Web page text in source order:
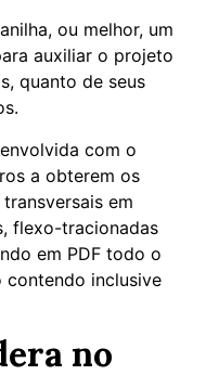
ou melhor, um
auxiliar o projeto
quanto de seus
com o
a obterem os
em
flexo-tracionadas
em PDF todo o
contendo inclusive
no